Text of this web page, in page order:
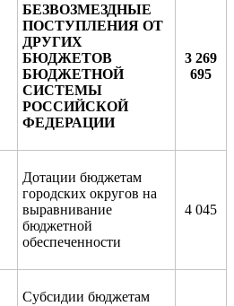
БЕЗВОЗМЕЗДНЫЕ
ПОСТУПЛЕНИЯ ОТ
ДРУГИХ
БЮДЖЕТОВ
БЮДЖЕТНОЙ
СИСТЕМЫ
РОССИЙСКОЙ
ФЕДЕРАЦИИ
3 269
695
Дотации бюджетам
городских округов на
выравнивание
бюджетной
обеспеченности
4 045
Субсидии бюджетам